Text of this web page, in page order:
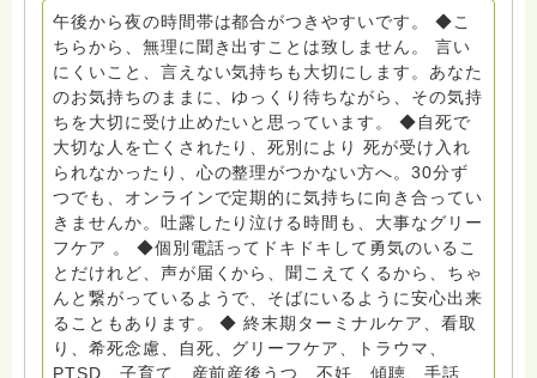
員、女性支援員、小学校 中学校支援員としても、ケア
サポートをしています。 ◆一般社団法人『グリーフケア
ともしび』理事長 【ともしび遺族会】運営 毎月 第１
金・昼夜2回開催（大阪駅前第3ビル） 14：00〜，18：
00〜 お問い合わせ申込⬇️こちらから
griefcare.tomoshibi@icloud.com ＊この活動は皆さま
のご支援により支えられております。ご協力をよろしく
お願いします。 ゆうちょ銀行 口座番号 普通408-
6452769 一般社団法人グリーフケアともしび ◆『ビハ
ーラサロン おしゃべりカフェひだまり』 ビハーラ和歌
山代表 居場所運営 問い合わせ申込⬇️こちらから
griefcare.tomoshibi@icloud.com ◆GEはしもとサピュ
イエ 所属 （Gender Equity 誰もが自分らしく生きるこ
とができる社会をめざして）DV・女性支援 ◆認定NPO
京都自死自殺相談センターSotto 元グリーフサポート委
午後から夜の時間帯は都合がつきやすいです。 ◆こ
ちらから、無理に聞き出すことは致しません。 言い
にくいこと、言えない気持ちも大切にします。あなた
のお気持ちのままに、ゆっくり待ちながら、その気持
ちを大切に受け止めたいと思っています。 ◆自死で
大切な人を亡くされたり、死別により 死が受け入れ
られなかったり、心の整理がつかない方へ。30分ず
つでも、オンラインで定期的に気持ちに向き合ってい
きませんか。吐露したり泣ける時間も、大事なグリー
フケア 。 ◆個別電話ってドキドキして勇気のいるこ
とだけれど、声が届くから、聞こえてくるから、ちゃ
んと繋がっているようで、そばにいるように安心出来
ることもあります。 ◆ 終末期ターミナルケア、看取
り、希死念慮、自死、グリーフケア、トラウマ、
PTSD、子育て、産前産後うつ、不妊、傾聴、手話、